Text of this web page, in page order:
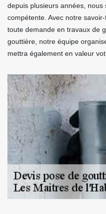
depuis plusieurs années, nous
compétente. Avec notre
toute demande en travaux de
gouttière, notre équipe
mettra également en valeur